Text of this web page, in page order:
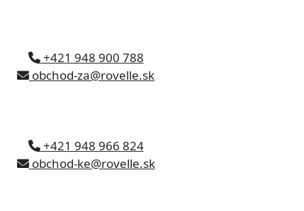
+421 948 900 788
obchod-za@rovelle.sk
+421 948 966 824
obchod-ke@rovelle.sk